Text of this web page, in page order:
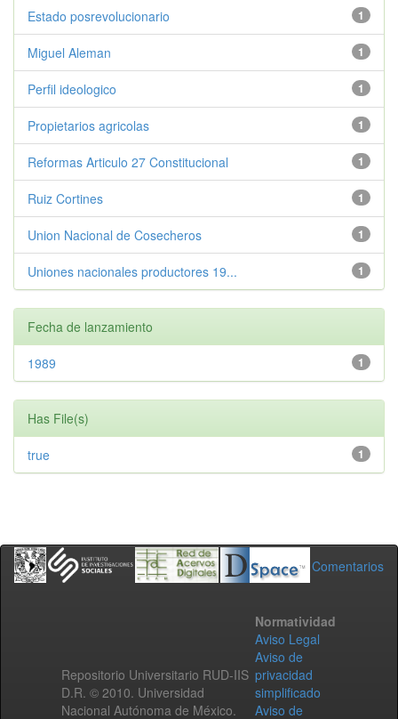
1
Estado posrevolucionario
1
Miguel Aleman
1
Perfil ideologico
1
Propietarios agricolas
1
Reformas Articulo 27 Constitucional
1
Ruiz Cortines
1
Union Nacional de Cosecheros
1
Uniones nacionales productores 19...
Fecha de lanzamiento
1
1989
Has File(s)
1
true
Comentarios
Repositorio Universitario RUD-IIS
D.R. © 2010. Universidad
Nacional Autónoma de México.
Normatividad
Aviso Legal
Aviso de
privacidad
simplificado
Aviso de